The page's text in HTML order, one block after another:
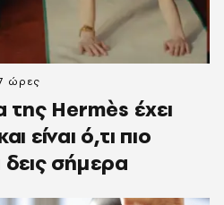
Hermès έχει
είναι ό,τι πιο
σήμερα
ώρες